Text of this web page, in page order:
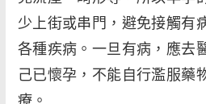
少上街或串門，避免接觸有
各種疾病。一旦有病，應去
己已懷孕，不能自行濫服藥
療。